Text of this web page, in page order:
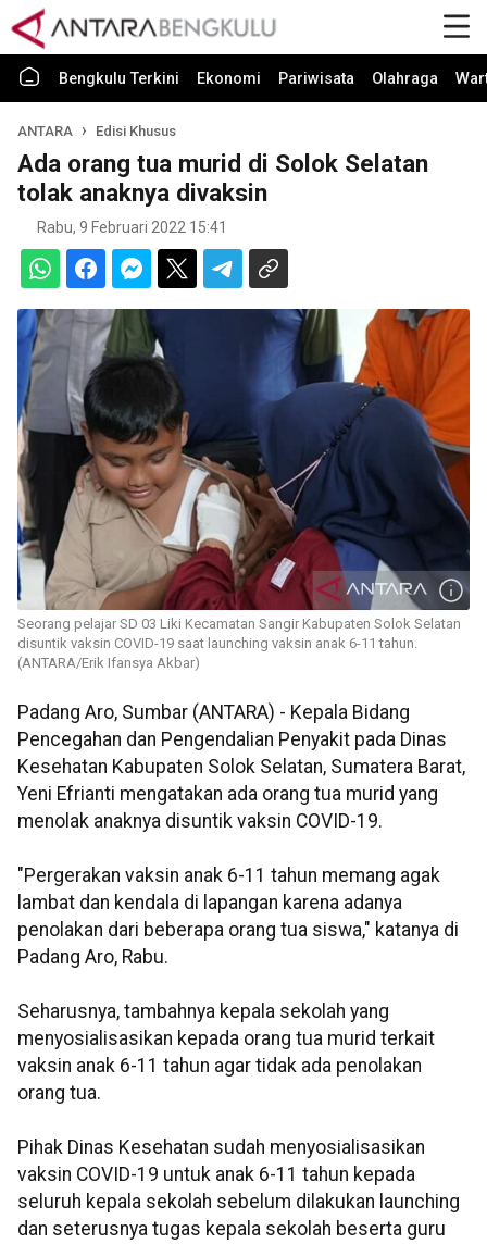
Bengkulu Terkini Ekonomi Pariwisata Olahraga
ANTARA Edisi Khusus
Ada orang tua murid di Solok Selatan
tolak anaknya divaksin
Rabu, 9 Februari 2022 15:41
Seorang pelajar SD 03 Liki Kecamatan Sangir Kabupaten Solok Selatan
disuntik vaksin COVID-19 saat launching vaksin anak 6-11 tahun.
(ANTARA/Erik Ifansya Akbar)
Padang Aro, Sumbar (ANTARA) - Kepala Bidang
Pencegahan dan Pengendalian Penyakit pada Dinas
Kesehatan Kabupaten Solok Selatan, Sumatera Barat,
Yeni Efrianti mengatakan ada orang tua murid yang
menolak anaknya disuntik vaksin COVID-19.
"Pergerakan vaksin anak 6-11 tahun memang agak
lambat dan kendala di lapangan karena adanya
penolakan dari beberapa orang tua siswa," katanya di
Padang Aro, Rabu.
Seharusnya, tambahnya kepala sekolah yang
menyosialisasikan kepada orang tua murid terkait
vaksin anak 6-11 tahun agar tidak ada penolakan
orang tua.
Pihak Dinas Kesehatan sudah menyosialisasikan
vaksin COVID-19 untuk anak 6-11 tahun kepada
seluruh kepala sekolah sebelum dilakukan launching
dan seterusnya tugas kepala sekolah beserta guru